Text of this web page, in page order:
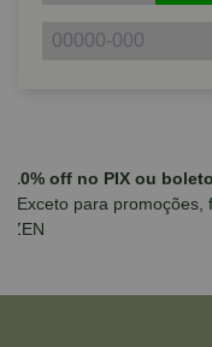
Parcele em
para compras